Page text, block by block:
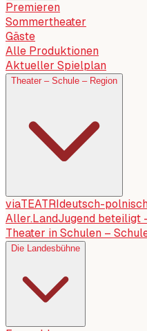
Premieren
Sommertheater
Gäste
Alle Produktionen
Aktueller Spielplan
Theater – Schule – Region
viaTEATRI deutsch-
Aller.LandJugend beteiligt
Theater in Schulen –
Die Landesbühne